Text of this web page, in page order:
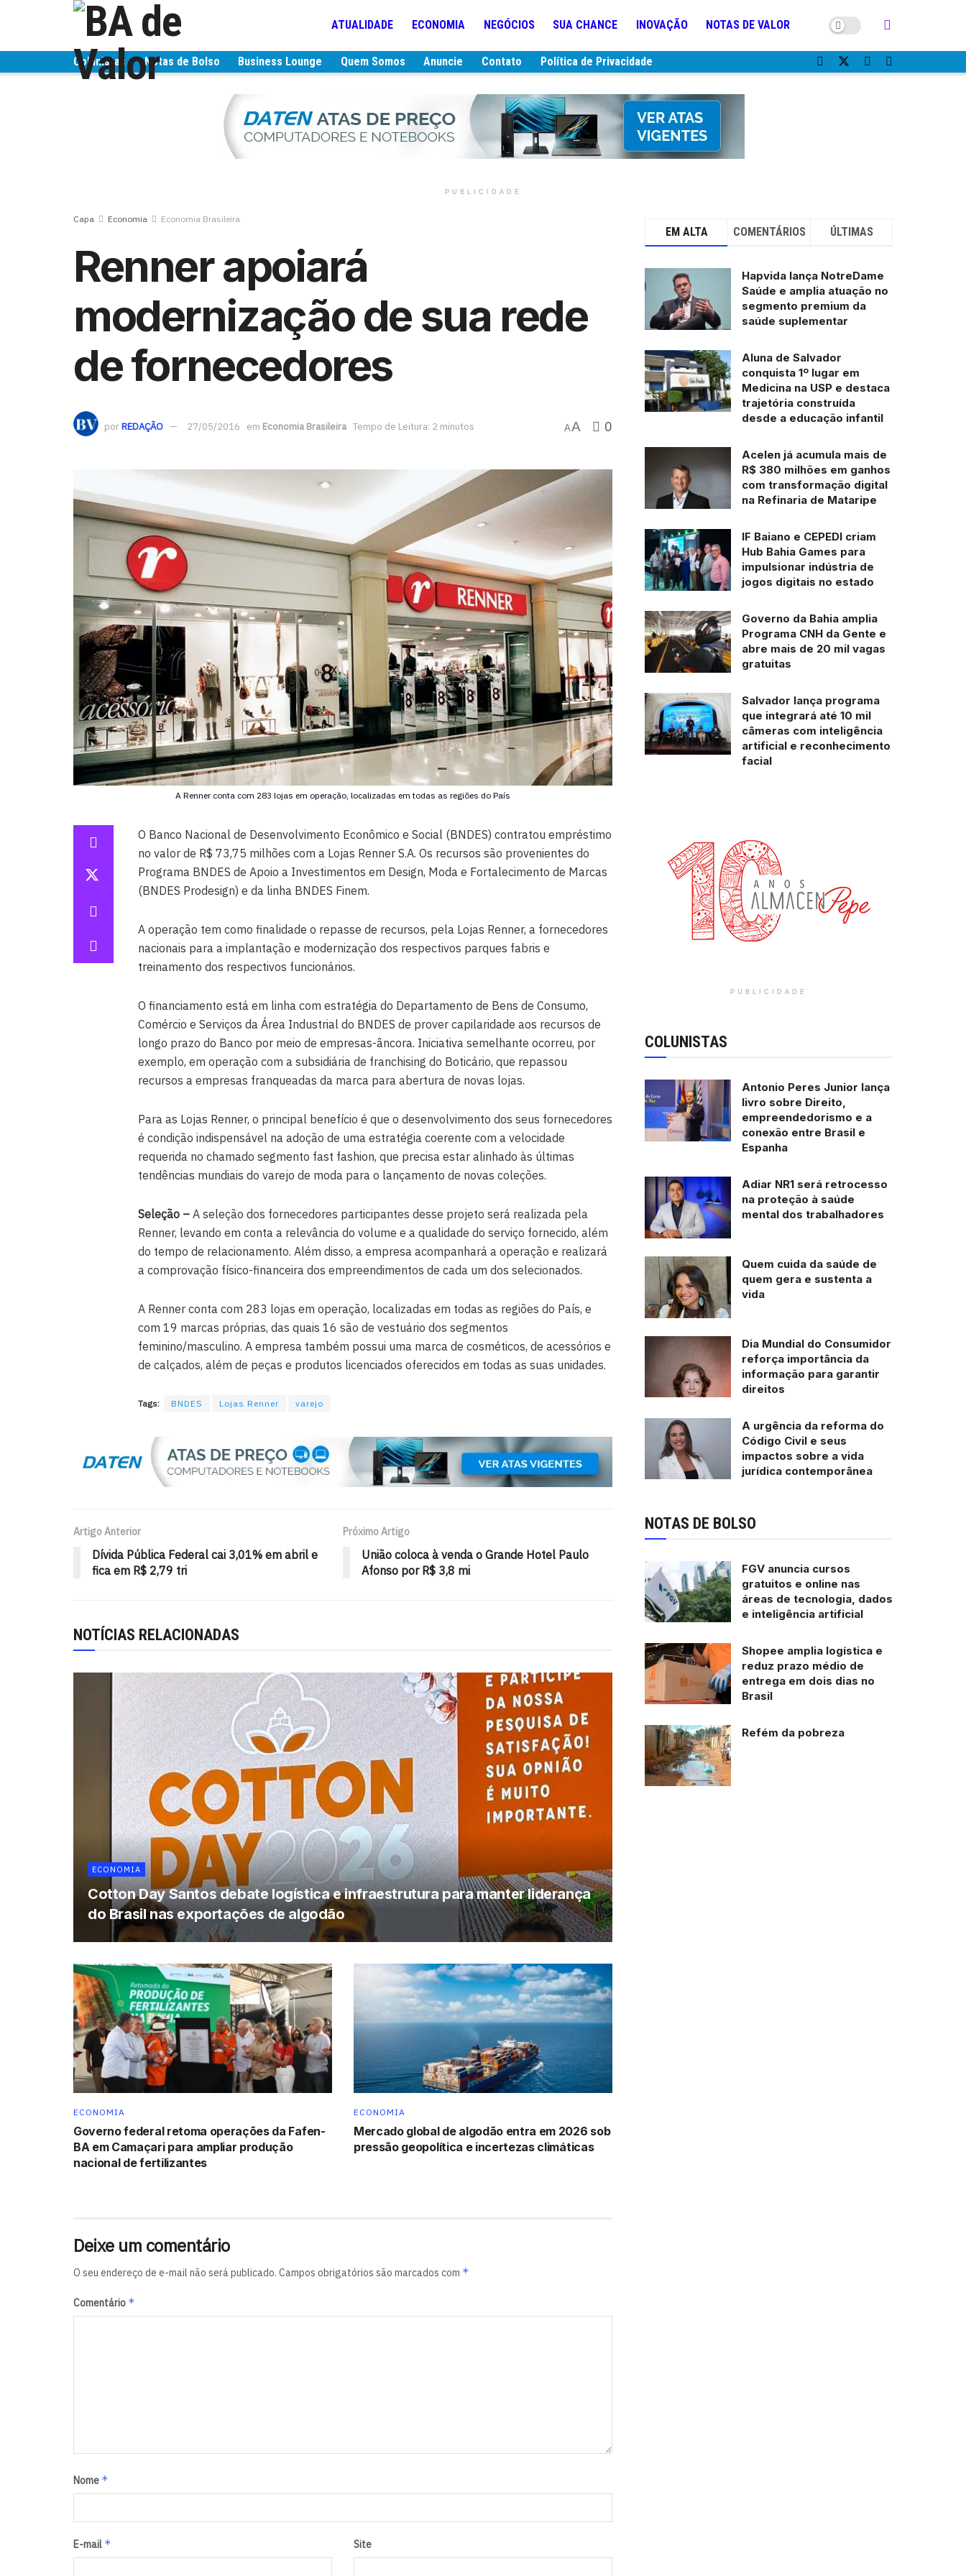
ATUALIDADE ECONOMIA NEGÓCIOS SUA CHANCE INOVAÇÃO NOTAS DE VALOR
Colunistas Notas de Bolso Business Lounge Quem Somos Anuncie Contato Política de Privacidade
PUBLICIDADE
Capa Economia Economia Brasileira
Renner apoiará
modernização de sua rede
de fornecedores
porREDAÇÃO 27/05/2016 em Economia Brasileira Tempo de Leitura: 2 minutos AA 0
A Renner conta com 283 lojas em operação, localizadas em todas as regiões do País
O Banco Nacional de Desenvolvimento Econômico e Social (BNDES) contratou empréstimo
no valor de R$ 73,75 milhões com a Lojas Renner S.A. Os recursos são provenientes do
Programa BNDES de Apoio a Investimentos em Design, Moda e Fortalecimento de Marcas
(BNDES Prodesign) e da linha BNDES Finem.
A operação tem como finalidade o repasse de recursos, pela Lojas Renner, a fornecedores
nacionais para a implantação e modernização dos respectivos parques fabris e
treinamento dos respectivos funcionários.
O financiamento está em linha com estratégia do Departamento de Bens de Consumo,
Comércio e Serviços da Área Industrial do BNDES de prover capilaridade aos recursos de
longo prazo do Banco por meio de empresas-âncora. Iniciativa semelhante ocorreu, por
exemplo, em operação com a subsidiária de franchising do Boticário, que repassou
recursos a empresas franqueadas da marca para abertura de novas lojas.
Para as Lojas Renner, o principal benefício é que o desenvolvimento dos seus fornecedores
é condição indispensável na adoção de uma estratégia coerente com a velocidade
requerida no chamado segmento fast fashion, que precisa estar alinhado às últimas
tendências mundiais do varejo de moda para o lançamento de novas coleções.
Seleção – A seleção dos fornecedores participantes desse projeto será realizada pela
Renner, levando em conta a relevância do volume e a qualidade do serviço fornecido, além
do tempo de relacionamento. Além disso, a empresa acompanhará a operação e realizará
a comprovação físico-financeira dos empreendimentos de cada um dos selecionados.
A Renner conta com 283 lojas em operação, localizadas em todas as regiões do País, e
com 19 marcas próprias, das quais 16 são de vestuário dos segmentos
feminino/masculino. A empresa também possui uma marca de cosméticos, de acessórios e
de calçados, além de peças e produtos licenciados oferecidos em todas as suas unidades.
Tags: BNDES Lojas Renner varejo
Artigo Anterior
Dívida Pública Federal cai 3,01% em abril e
fica em R$ 2,79 tri
Próximo Artigo
União coloca à venda o Grande Hotel Paulo
Afonso por R$ 3,8 mi
NOTÍCIAS RELACIONADAS
ECONOMIA
Cotton Day Santos debate logística e infraestrutura para manter liderança
do Brasil nas exportações de algodão
ECONOMIA
Governo federal retoma operações da Fafen-
BA em Camaçari para ampliar produção
nacional de fertilizantes
ECONOMIA
Mercado global de algodão entra em 2026 sob
pressão geopolítica e incertezas climáticas
Deixe um comentário
O seu endereço de e-mail não será publicado. Campos obrigatórios são marcados com *
Comentário *
Nome *
E-mail * Site
EM ALTA COMENTÁRIOS ÚLTIMAS
Hapvida lança NotreDame
Saúde e amplia atuação no
segmento premium da
saúde suplementar
Aluna de Salvador
conquista 1º lugar em
Medicina na USP e destaca
trajetória construída
desde a educação infantil
Acelen já acumula mais de
R$ 380 milhões em ganhos
com transformação digital
na Refinaria de Mataripe
IF Baiano e CEPEDI criam
Hub Bahia Games para
impulsionar indústria de
jogos digitais no estado
Governo da Bahia amplia
Programa CNH da Gente e
abre mais de 20 mil vagas
gratuitas
Salvador lança programa
que integrará até 10 mil
câmeras com inteligência
artificial e reconhecimento
facial
PUBLICIDADE
COLUNISTAS
Antonio Peres Junior lança
livro sobre Direito,
empreendedorismo e a
conexão entre Brasil e
Espanha
Adiar NR1 será retrocesso
na proteção à saúde
mental dos trabalhadores
Quem cuida da saúde de
quem gera e sustenta a
vida
Dia Mundial do Consumidor
reforça importância da
informação para garantir
direitos
A urgência da reforma do
Código Civil e seus
impactos sobre a vida
jurídica contemporânea
NOTAS DE BOLSO
FGV anuncia cursos
gratuitos e online nas
áreas de tecnologia, dados
e inteligência artificial
Shopee amplia logística e
reduz prazo médio de
entrega em dois dias no
Brasil
Refém da pobreza